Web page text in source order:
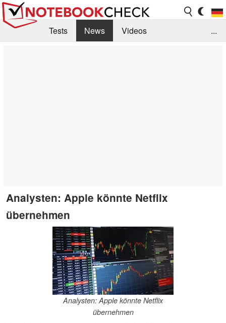
Tests News
Videos
...
Analysten: Apple könnte Netflix
übernehmen
Analysten: Apple könnte Netflix
übernehmen